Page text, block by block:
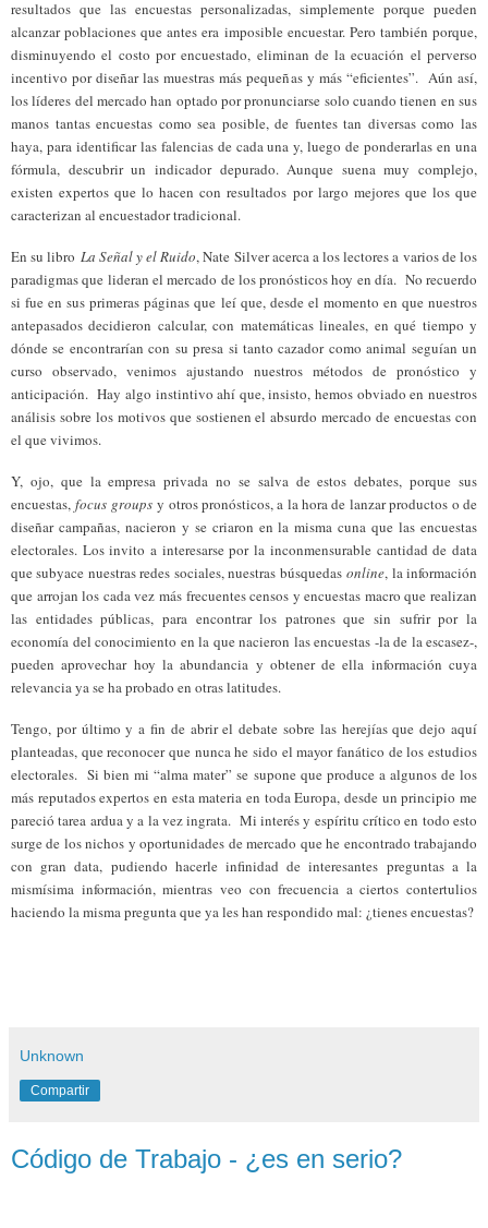
resultados que las encuestas personalizadas, simplemente porque pueden
alcanzar poblaciones que antes era imposible encuestar. Pero también porque,
disminuyendo el costo por encuestado, eliminan de la ecuación el perverso
incentivo por diseñar las muestras más pequeñas y más “eficientes”. Aún así,
los líderes del mercado han optado por pronunciarse solo cuando tienen en sus
manos tantas encuestas como sea posible, de fuentes tan diversas como las
haya, para identificar las falencias de cada una y, luego de ponderarlas en una
fórmula, descubrir un indicador depurado. Aunque suena muy complejo,
existen expertos que lo hacen con resultados por largo mejores que los que
caracterizan al encuestador tradicional.
En su libro La Señal y el Ruido, Nate Silver acerca a los lectores a varios de los
paradigmas que lideran el mercado de los pronósticos hoy en día. No recuerdo
si fue en sus primeras páginas que leí que, desde el momento en que nuestros
antepasados decidieron calcular, con matemáticas lineales, en qué tiempo y
dónde se encontrarían con su presa si tanto cazador como animal seguían un
curso observado, venimos ajustando nuestros métodos de pronóstico y
anticipación. Hay algo instintivo ahí que, insisto, hemos obviado en nuestros
análisis sobre los motivos que sostienen el absurdo mercado de encuestas con
el que vivimos.
Y, ojo, que la empresa privada no se salva de estos debates, porque sus
encuestas,focus groupsy otros pronósticos, a la hora de lanzar productos o de
diseñar campañas, nacieron y se criaron en la misma cuna que las encuestas
electorales. Los invito a interesarse por la inconmensurable cantidad de data
que subyace nuestras redes sociales, nuestras búsquedasonline, la información
que arrojan los cada vez más frecuentes censos y encuestas macro que realizan
las entidades públicas, para encontrar los patrones que sin sufrir por la
economía del conocimiento en la que nacieron las encuestas -la de la escasez-,
pueden aprovechar hoy la abundancia y obtener de ella información cuya
relevancia ya se ha probado en otras latitudes.
Tengo, por último y a fin de abrir el debate sobre las herejías que dejo aquí
planteadas, que reconocer que nunca he sido el mayor fanático de los estudios
electorales. Si bien mi “alma mater” se supone que produce a algunos de los
más reputados expertos en esta materia en toda Europa, desde un principio me
pareció tarea ardua y a la vez ingrata. Mi interés y espíritu crítico en todo esto
surge de los nichos y oportunidades de mercado que he encontrado trabajando
con gran data, pudiendo hacerle infinidad de interesantes preguntas a la
mismísima información, mientras veo con frecuencia a ciertos contertulios
haciendo la misma pregunta que ya les han respondido mal: ¿tienes encuestas?
Unknown
Compartir
Código de Trabajo - ¿es en serio?